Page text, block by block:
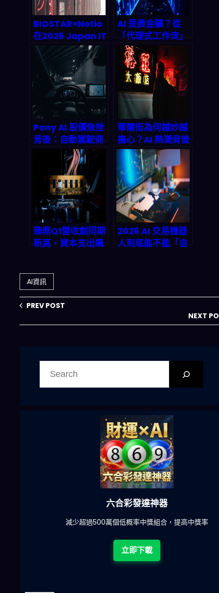
BIOSTAR×Netio
在2026 Japan IT
Week展出邊緣
AI：雲端與Edge
無縫協作將如何重
塑產業格局？
AI 是黃金礦？從
「代理式工作流」
到投資擠壓：
2026 年你該怎麼
看懂這場資本淘金
戰
Pony AI 股價急挫
背後：自動駕駛商
用化卡關點、監管
壓力與下一輪估值
重估怎麼看
（2026觀點）
華爾街為何越炒越
擔心？AI 熱潮背後
的市場結構、規範
缺口與 2026-
2027 風險打法
臻鼎Q1營收創同期
新高、資本支出飆
爆發期全面解析
2026 AI 交易機器
人到底能不能「自
AI資訊
PREV POST
NEXT
六合彩發達神器
減少超過500萬個低概率中獎組合，提高中獎率
立即下載